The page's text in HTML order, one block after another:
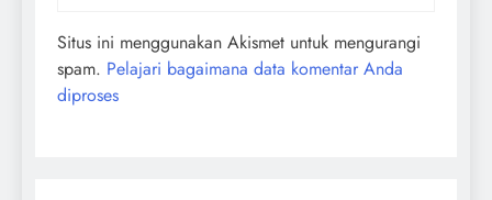
Situs ini menggunakan Akismet untuk mengurangi
spam. Pelajari bagaimana data komentar Anda
diproses